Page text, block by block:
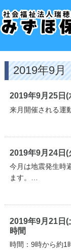
2019年9月
2019年9月25日
来月開催される運
2019年9月24
今月は地震発生時
ます。…
2019年9月21
時間
時間：9時から約1